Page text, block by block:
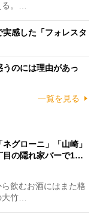
る。…
実感した「フォレスタ
のには理由があっ
一覧を見る
グローニ」「山崎」
目の隠れ家バーで1…
飲むお酒にはまた格
大竹…